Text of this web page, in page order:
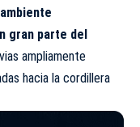
gran parte del
ampliamente
hacia la cordillera